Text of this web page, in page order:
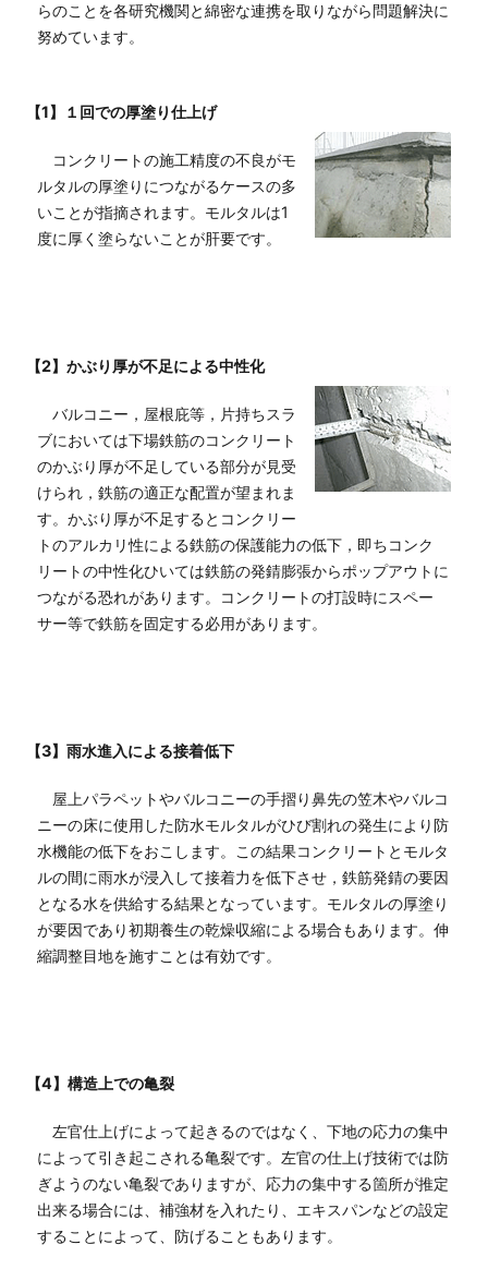
らのことを各研究機関と綿密な連携を取りながら問題解決に
努めています。
【1】１回での厚塗り仕上げ
コンクリートの施工精度の不良がモ
ルタルの厚塗りにつながるケースの多
いことが指摘されます。モルタルは1
度に厚く塗らないことが肝要です。
【2】かぶり厚が不足による中性化
バルコニー，屋根庇等，片持ちスラ
ブにおいては下場鉄筋のコンクリート
のかぶり厚が不足している部分が見受
けられ，鉄筋の適正な配置が望まれま
す。かぶり厚が不足するとコンクリー
トのアルカリ性による鉄筋の保護能力の低下，即ちコンク
リートの中性化ひいては鉄筋の発錆膨張からポップアウトに
つながる恐れがあります。コンクリートの打設時にスペー
サー等で鉄筋を固定する必用があります。
【3】雨水進入による接着低下
屋上パラペットやバルコニーの手摺り鼻先の笠木やバルコ
ニーの床に使用した防水モルタルがひび割れの発生により防
水機能の低下をおこします。この結果コンクリートとモルタ
ルの間に雨水が浸入して接着力を低下させ，鉄筋発錆の要因
となる水を供給する結果となっています。モルタルの厚塗り
が要因であり初期養生の乾燥収縮による場合もあります。伸
縮調整目地を施すことは有効です。
【4】構造上での亀裂
左官仕上げによって起きるのではなく、下地の応力の集中
によって引き起こされる亀裂です。左官の仕上げ技術では防
ぎようのない亀裂でありますが、応力の集中する箇所が推定
出来る場合には、補強材を入れたり、エキスパンなどの設定
することによって、防げることもあります。